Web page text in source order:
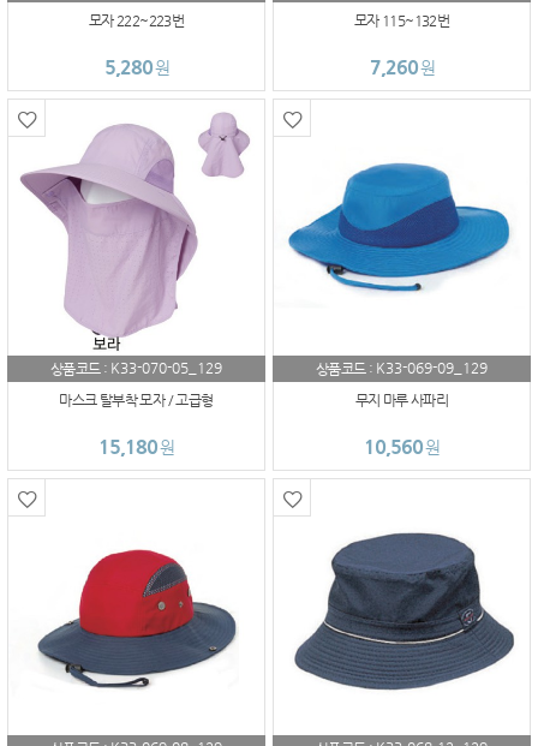
모자 222~223번
5,280원
모자 115~132번
7,260원
상품코드 : K33-070-05_129
마스크 탈부착 모자 / 고급형
15,180원
상품코드 : K33-069-09_129
무지 마루 사파리
10,560원